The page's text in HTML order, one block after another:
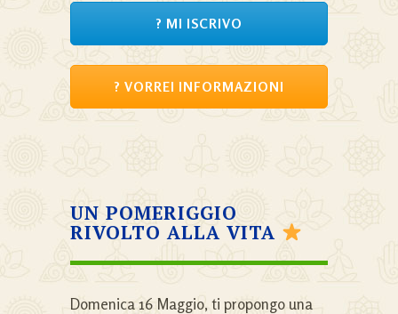
? MI ISCRIVO
? VORREI INFORMAZIONI
UN POMERIGGIO
RIVOLTO ALLA VITA
Domenica 16 Maggio, ti propongo una